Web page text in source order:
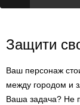
Защити
Ваш персонаж
между городом и
Ваша задача? Не